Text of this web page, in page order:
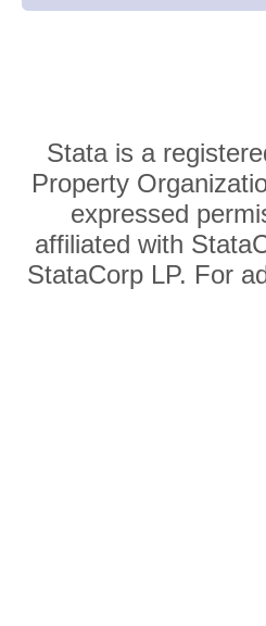
Stata is a
Property
expressed
affiliated with
StataCorp LP. For